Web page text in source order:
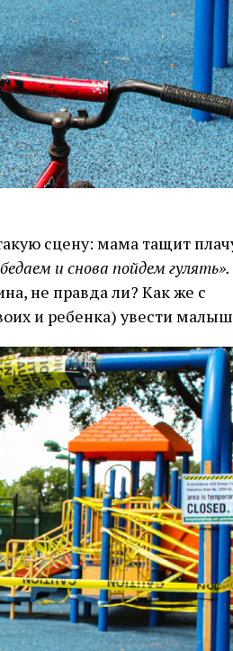
сцену: мама тащит
и снова пойдем гулять».
не правда ли? Как же с
и ребенка) увести